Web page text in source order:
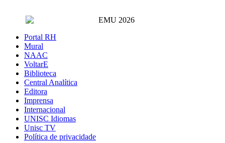
Portal RH
Mural
NAAC
VoltarE
Biblioteca
Central Analítica
Editora
Imprensa
Internacional
UNISC Idiomas
Unisc TV
Política de privacidade